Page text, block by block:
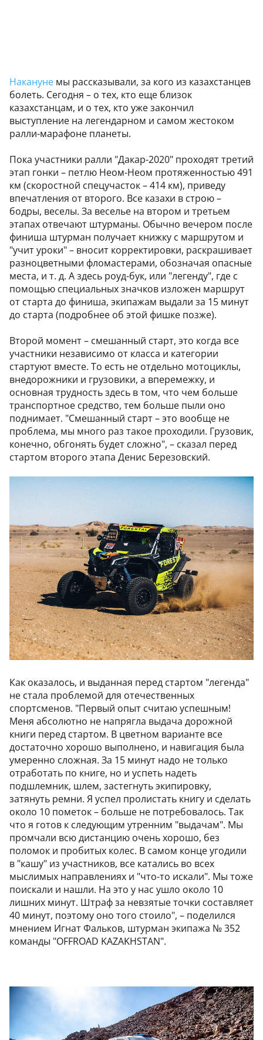
Накануне мы рассказывали, за кого из казахстанцев
болеть. Сегодня – о тех, кто еще близок
казахстанцам, и о тех, кто уже закончил
выступление на легендарном и самом жестоком
ралли-марафоне планеты.
Пока участники ралли "Дакар-2020" проходят третий
этап гонки – петлю Неом-Неом протяженностью 491
км (скоростной спецучасток – 414 км), приведу
впечатления от второго. Все казахи в строю –
бодры, веселы. За веселье на втором и третьем
этапах отвечают штурманы. Обычно вечером после
финиша штурман получает книжку с маршрутом и
"учит уроки" – вносит корректировки, раскрашивает
разноцветными фломастерами, обозначая опасные
места, и т. д. А здесь роуд-бук, или "легенду", где с
помощью специальных значков изложен маршрут
от старта до финиша, экипажам выдали за 15 минут
до старта (подробнее об этой фишке позже).
Второй момент – смешанный старт, это когда все
участники независимо от класса и категории
стартуют вместе. То есть не отдельно мотоциклы,
внедорожники и грузовики, а вперемежку, и
основная трудность здесь в том, что чем больше
транспортное средство, тем больше пыли оно
поднимает. "Смешанный старт – это вообще не
проблема, мы много раз такое проходили. Грузовик,
конечно, обгонять будет сложно", – сказал перед
стартом второго этапа Денис Березовский.
Как оказалось, и выданная перед стартом "легенда"
не стала проблемой для отечественных
спортсменов. "Первый опыт считаю успешным!
Меня абсолютно не напрягла выдача дорожной
книги перед стартом. В цветном варианте все
достаточно хорошо выполнено, и навигация была
умеренно сложная. За 15 минут надо не только
отработать по книге, но и успеть надеть
подшлемник, шлем, застегнуть экипировку,
затянуть ремни. Я успел пролистать книгу и сделать
около 10 пометок – больше не потребовалось. Так
что я готов к следующим утренним "выдачам". Мы
промчали всю дистанцию очень хорошо, без
поломок и пробитых колес. В самом конце угодили
в "кашу" из участников, все катались во всех
мыслимых направлениях и "что-то искали". Мы тоже
поискали и нашли. На это у нас ушло около 10
лишних минут. Штраф за невзятые точки составляет
40 минут, поэтому оно того стоило", – поделился
мнением Игнат Фальков, штурман экипажа № 352
команды "OFFROAD KAZAKHSTAN".